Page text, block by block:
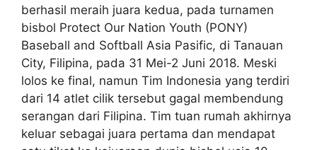
berhasil meraih juara kedua, pada turnamen
bisbol Protect Our Nation Youth (PONY)
Baseball and Softball Asia Pasific, di Tanauan
City, Filipina, pada 31 Mei-2 Juni 2018. Meski
lolos ke final, namun Tim Indonesia yang terdiri
dari 14 atlet cilik tersebut gagal membendung
serangan dari Filipina. Tim tuan rumah akhirnya
keluar sebagai juara pertama dan mendapat